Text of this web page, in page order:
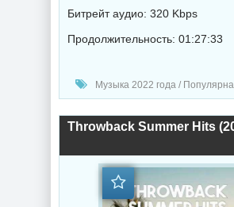
Битрейт аудио: 320 Kbps
Продолжительность: 01:27:33
Музыка 2022 года / Популярная музыка / Джаз